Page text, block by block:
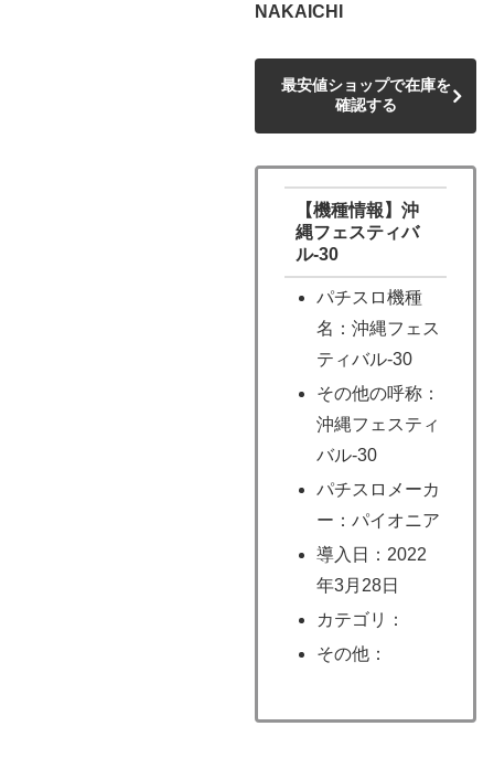
NAKAICHI
最安値ショップで在庫を
確認する
【機種情報】沖
縄フェスティバ
ル-30
パチスロ機種
名：沖縄フェス
ティバル-30
その他の呼称：
沖縄フェスティ
バル-30
パチスロメーカ
ー：パイオニア
導入日：2022
年3月28日
カテゴリ：
その他：